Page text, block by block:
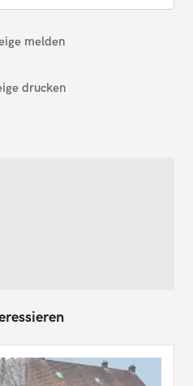
melden
drucken